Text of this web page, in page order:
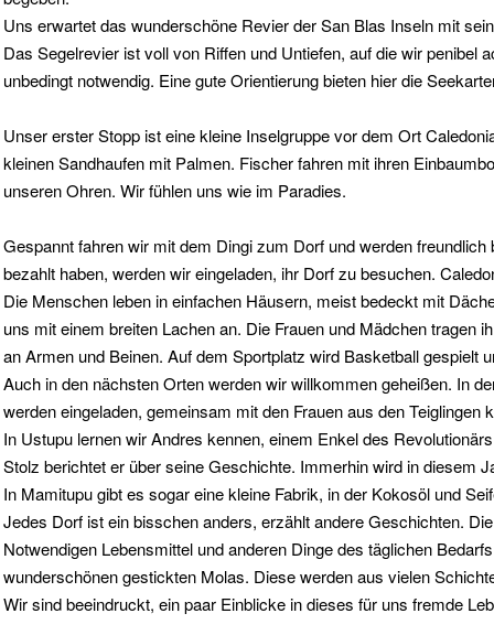
Uns erwartet das wunderschöne Revier der San Blas Inseln mit
Das Segelrevier ist voll von Riffen und Untiefen, auf die wir penibel
unbedingt notwendig. Eine gute Orientierung bieten hier die
Unser erster Stopp ist eine kleine Inselgruppe vor dem Ort
kleinen Sandhaufen mit Palmen. Fischer fahren mit ihren
unseren Ohren. Wir fühlen uns wie im Paradies.
Gespannt fahren wir mit dem Dingi zum Dorf und werden
bezahlt haben, werden wir eingeladen, ihr Dorf zu besuchen.
Die Menschen leben in einfachen Häusern, meist bedeckt mit
uns mit einem breiten Lachen an. Die Frauen und Mädchen
an Armen und Beinen. Auf dem Sportplatz wird Basketball gespielt
Auch in den nächsten Orten werden wir willkommen geheißen. In
werden eingeladen, gemeinsam mit den Frauen aus den
In Ustupu lernen wir Andres kennen, einem Enkel des
Stolz berichtet er über seine Geschichte. Immerhin wird in diesem
In Mamitupu gibt es sogar eine kleine Fabrik, in der Kokosöl und
Jedes Dorf ist ein bisschen anders, erzählt andere Geschichten.
Notwendigen Lebensmittel und anderen Dinge des täglichen
wunderschönen gestickten Molas. Diese werden aus vielen
Wir sind beeindruckt, ein paar Einblicke in dieses für uns fremde